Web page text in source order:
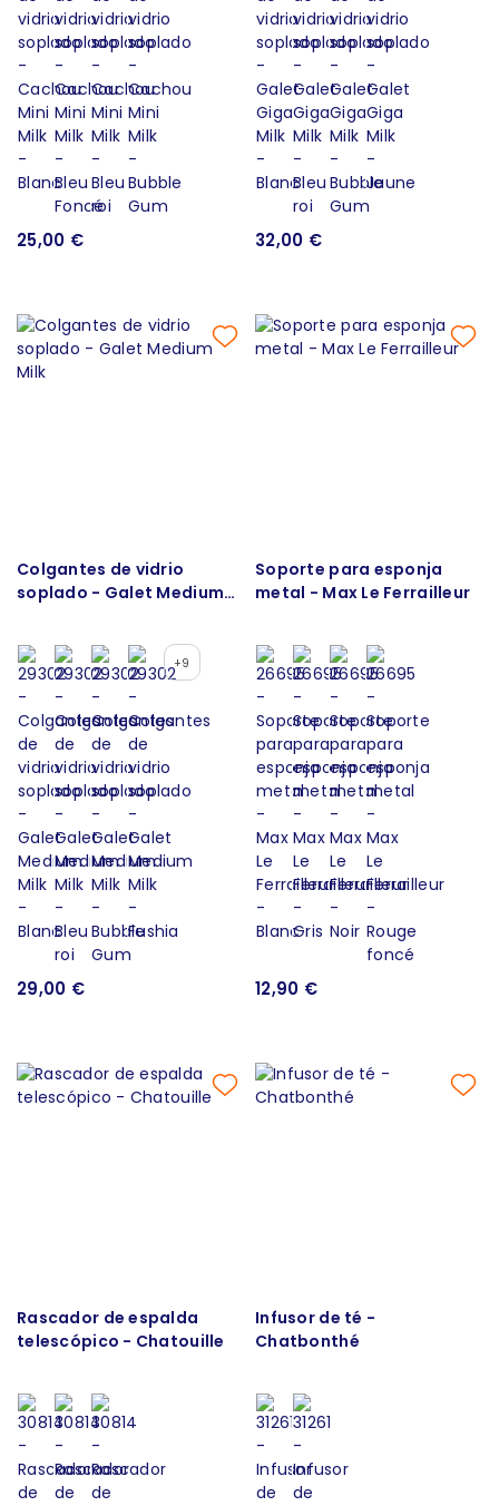
25,00 € 32,00 €
Colgantes de vidrio
soplado - Galet Medium
+9
29,00 €
Soporte para esponja
metal - Max Le Ferrailleur
12,90 €
Rascador de espalda
telescópico - Chatouille
Infusor de té -
Chatbonthé